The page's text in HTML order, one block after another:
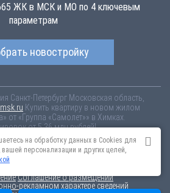
ЖК в МСК и МО по 4 ключевым
параметрам
новостройку
Санкт-Петербург Московская область,
Купить квартиру в новом жилом
от «Группа «Самолет»» в Химках.
от 5.36 млн рублей!
Новостройки Москвы
из открытых источников, не является
Соглашение о размещении
рекламном характере сведений
на обработку данных в Cookies для
персонализации и других целей,